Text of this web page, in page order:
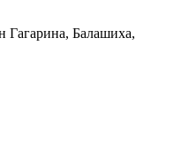
Гагарина, Балашиха,